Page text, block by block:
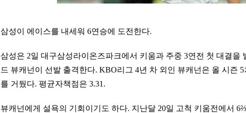
삼성이 에이스를 내세워 6연승에 도전한다.
삼성은 2일 대구삼성라이온즈파크에서 키움과 주중 3연전 첫 대결을
드 뷰캐넌이 선발 출격한다. KBO리그 4년 차 외인 뷰캐넌은 올 시즌
를 거뒀다. 평균자책점은 3.31.
뷰캐넌에게 설욕의 기회이기도 하다. 지난달 20일 고척 키움전에서